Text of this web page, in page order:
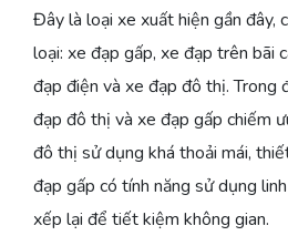
Đây là loại xe xuất hiện gần đây,
loại: xe đạp gấp, xe đạp trên bãi
đạp điện và xe đạp đô thị. Trong
đạp đô thị và xe đạp gấp chiếm
đô thị sử dụng khá thoải mái,
đạp gấp có tính năng sử dụng
xếp lại để tiết kiệm không gian.